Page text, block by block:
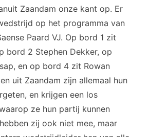
Zaandam onze kant op. Er
op het programma van
Paard VJ. Op bord 1 zit
bord 2 Stephen Dekker, op
en op bord 4 zit Rowan
uit Zaandam zijn allemaal hun
en krijgen een los
ze hun partij kunnen
zij ook niet mee, maar